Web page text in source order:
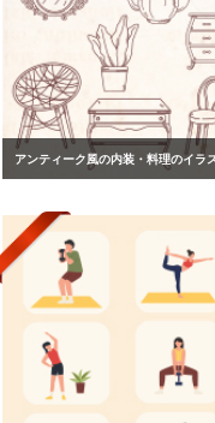
アンティーク風の内装・料理のイラ